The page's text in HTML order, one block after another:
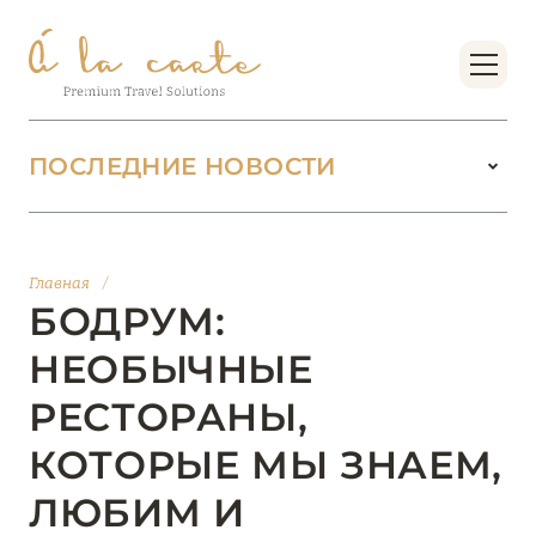
Главная /
БОДРУМ:
НЕОБЫЧНЫЕ
РЕСТОРАНЫ,
КОТОРЫЕ МЫ ЗНАЕМ,
ЛЮБИМ И
ПОСЛЕДНИЕ НОВОСТИ
БУТИК-КУРОРТЫ МАЛЬДИВСКИХ ОСТРОВОВ
Подробнее
01 июня 2026
JUMEIRAH OLHAHALI ISLAND MALDIVES: ВАШ
ОАЗИС ТЕПЛА И ИЗЫСКАННОСТИ